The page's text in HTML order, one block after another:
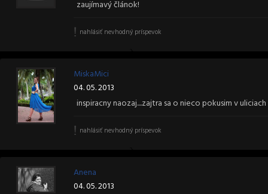
zaujímavý článok!
nahlásiť nevhodný príspevok
MiskaMici
04. 05. 2013
inspiracny naozaj....zajtra sa o nieco pokusim v
nahlásiť nevhodný príspevok
Anena
04. 05. 2013